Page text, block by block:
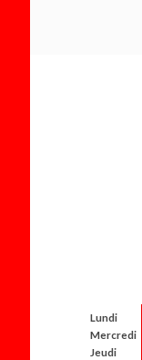
Lundi
Mercredi
Jeudi